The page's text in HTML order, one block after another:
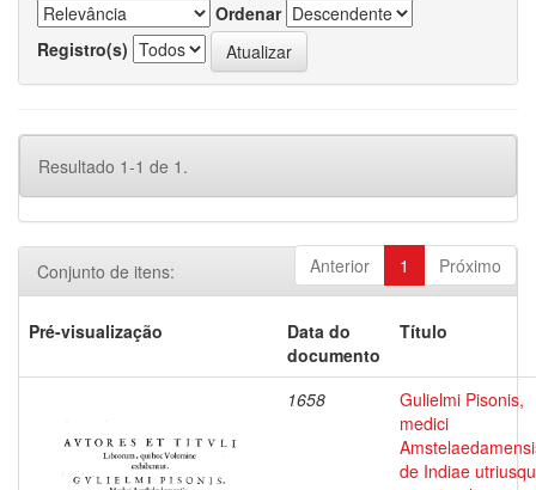
Ordenar
Registro(s)
Resultado 1-1 de 1.
Anterior 1 Próximo
Conjunto de itens:
Pré-visualização
Data do
documento
Título
1658
Gulielmi Pisonis,
medici
de Indiae